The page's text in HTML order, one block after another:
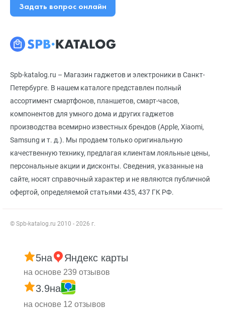
Spb-katalog.ru – Магазин гаджетов и электроники в Санкт-
Петербурге. В нашем каталоге представлен полный
ассортимент смартфонов, планшетов, смарт-часов,
компонентов для умного дома и других гаджетов
производства всемирно известных брендов (Apple, Xiaomi,
Samsung и т. д.). Мы продаем только оригинальную
качественную технику, предлагая клиентам лояльные цены,
персональные акции и дисконты. Сведения, указанные на
сайте, носят справочный характер и не являются публичной
офертой, определяемой статьями 435, 437 ГК РФ.
© Spb-katalog.ru 2010 - 2026 г.
Задать вопрос онлайн
5на Яндекс карты
на основе 239 отзывов
3.9на
на основе 12 отзывов